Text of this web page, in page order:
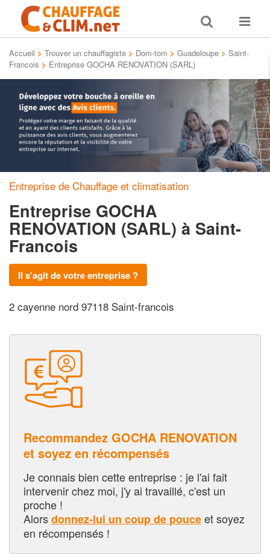
Toggle
search
Toggle
Accueil > Trouver un chauffagiste > Dom-tom > Guadeloupe > Saint-
Francois > Entreprise GOCHA RENOVATION (SARL)
Entreprise de Chauffage et climatisation
Entreprise GOCHA
RENOVATION (SARL) à Saint-
Francois
Il s'agit de votre entreprise ?
2 cayenne nord 97118 Saint-francois
Recommandez GOCHA RENOVATION
et soyez en récompensés
Je connais bien cette entreprise : je l'ai fait
intervenir chez moi, j'y ai travaillé, c'est un
proche !
Alorsdonnez-lui un coup de pouceet soyez
en récompensés !